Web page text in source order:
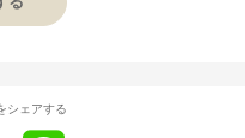
シェアする